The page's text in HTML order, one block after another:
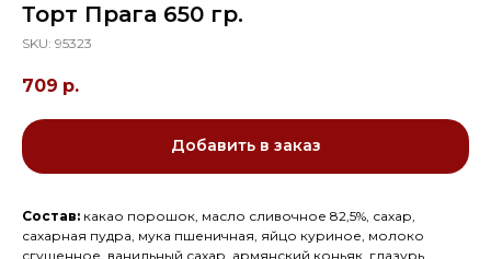
Торт Прага 650 гр.
SKU: 95323
709 р.
Добавить в заказ
Состав: какао порошок, масло сливочное 82,5%, сахар,
сахарная пудра, мука пшеничная, яйцо куриное, молоко
сгущенное, ванильный сахар, армянский коньяк, глазурь